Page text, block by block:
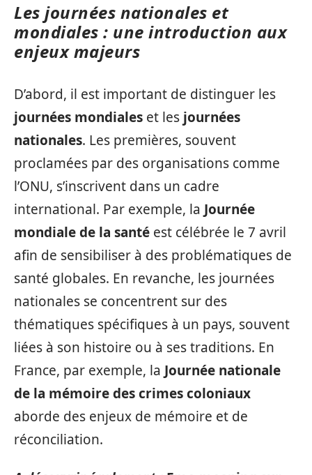
Les journées nationales et
mondiales : une introduction aux
enjeux majeurs
D’abord, il est important de distinguer les
journées mondiales et les journées
nationales. Les premières, souvent
proclamées par des organisations comme
l’ONU, s’inscrivent dans un cadre
international. Par exemple, la Journée
mondiale de la santé est célébrée le 7 avril
afin de sensibiliser à des problématiques de
santé globales. En revanche, les journées
nationales se concentrent sur des
thématiques spécifiques à un pays, souvent
liées à son histoire ou à ses traditions. En
France, par exemple, la Journée nationale
de la mémoire des crimes coloniaux
aborde des enjeux de mémoire et de
réconciliation.